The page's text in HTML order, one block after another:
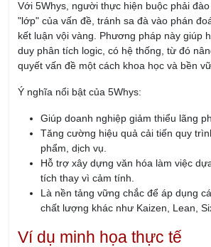
Với 5Whys, người thực hiện buộc phải
"lớp" của vấn đề, tránh sa đà vào phán
kết luận vội vàng. Phương pháp này giúp
duy phân tích logic, có hệ thống, từ đó
quyết vấn đề một cách khoa học và bền
Ý nghĩa nổi bật của 5Whys:
Giúp doanh nghiệp giảm thiểu lãng
Tăng cường hiệu quả cải tiến quy
phẩm, dịch vụ.
Hỗ trợ xây dựng văn hóa làm việc
tích thay vì cảm tính.
Là nền tảng vững chắc để áp dụng
chất lượng khác như Kaizen, Lean,
Ví dụ minh họa thực tế